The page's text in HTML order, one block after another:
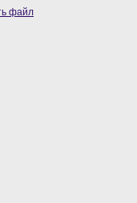
файл